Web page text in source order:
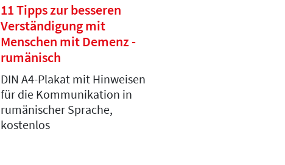
11 Tipps zur besseren
Verständigung mit
Menschen mit Demenz -
rumänisch
DIN A4-Plakat mit Hinweisen
für die Kommunikation in
rumänischer Sprache,
kostenlos